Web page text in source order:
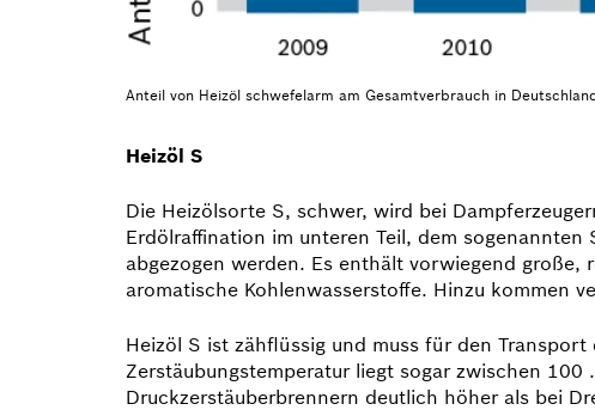
Anteil von Heizöl schwefelarm am Gesamtverbrauch in
Heizöl S
Die Heizölsorte S, schwer, wird bei
Erdölraffination im unteren Teil, dem
abgezogen werden. Es enthält vorwiegend große,
aromatische Kohlen­wasserstoffe. Hinzu kommen
Heizöl S ist zähflüssig und muss für den
Zerstäubungstemperatur liegt sogar zwischen
Druckzerstäuberbrennern deutlich höher als bei